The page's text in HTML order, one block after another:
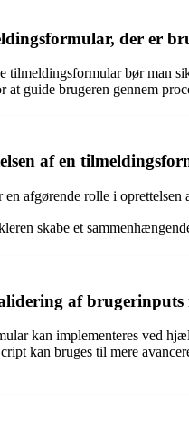
der er
bør man
guide brugeren gennem
af en
afgørende rolle i
skabe et
af
kan implementeres ved
kan bruges til mere